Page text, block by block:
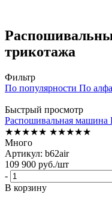
трикотажа
Фильтр
По популярности По
Быстрый просмотр
Распошивальная машина
★★★★★ ★★★★★
Много
Артикул: b62air
109 900 руб./шт
-
В корзину